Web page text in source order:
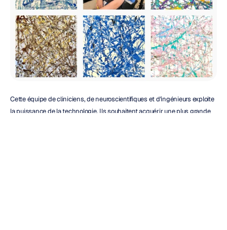
Cette équipe de cliniciens, de neuroscientifiques et d'ingénieurs exploite
la puissance de la technologie. Ils souhaitent acquérir une plus grande